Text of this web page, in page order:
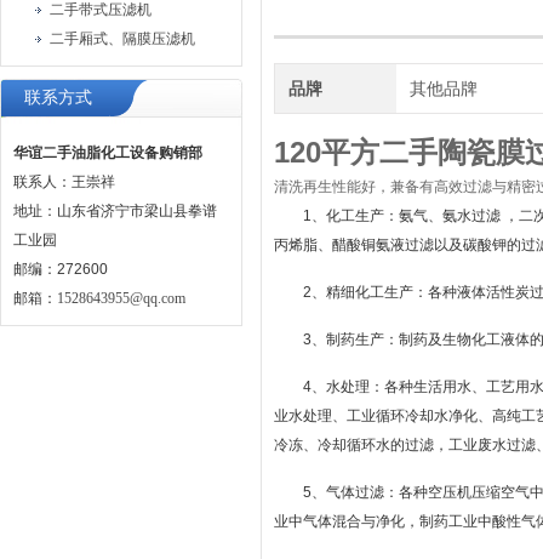
二手带式压滤机
二手厢式、隔膜压滤机
联系方式
华谊二手油脂化工设备购销部
联系人：王崇祥
地址：山东省济宁市梁山县拳谱
工业园
邮编：272600
邮箱： 1528643955@qq.com
品牌 其他品牌
120平方二手陶瓷膜
清洗再生性能好，兼备有高效过滤与精密
1、化工生产：氨气、氨水过滤 ，二
丙烯脂、醋酸铜氨液过滤以及碳酸钾的过
2、精细化工生产：各种液体活性炭
3、制药生产：制药及生物化工液体
4、水处理：各种生活用水、工艺用
业水处理、工业循环冷却水净化、高纯
冷冻、冷却循环水的过滤，工业废水过
5、气体过滤：各种空压机压缩空气
业中气体混合与净化，制药工业中酸性气